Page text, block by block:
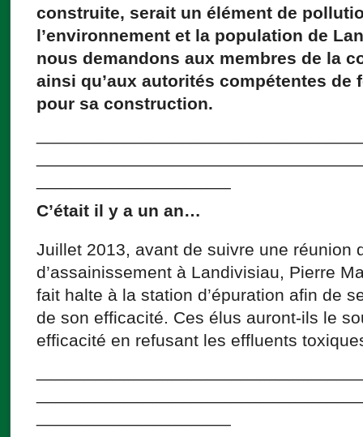
construite, serait un élément de
l’environnement et la population de
nous demandons aux membres de la
ainsi qu’aux autorités compétentes de
pour sa construction.
C’était il y a un an…
Juillet 2013, avant de suivre une réunion
d’assainissement à Landivisiau, Pierre
fait halte à la station d’épuration afin de
de son efficacité. Ces élus auront-ils le
efficacité en refusant les effluents